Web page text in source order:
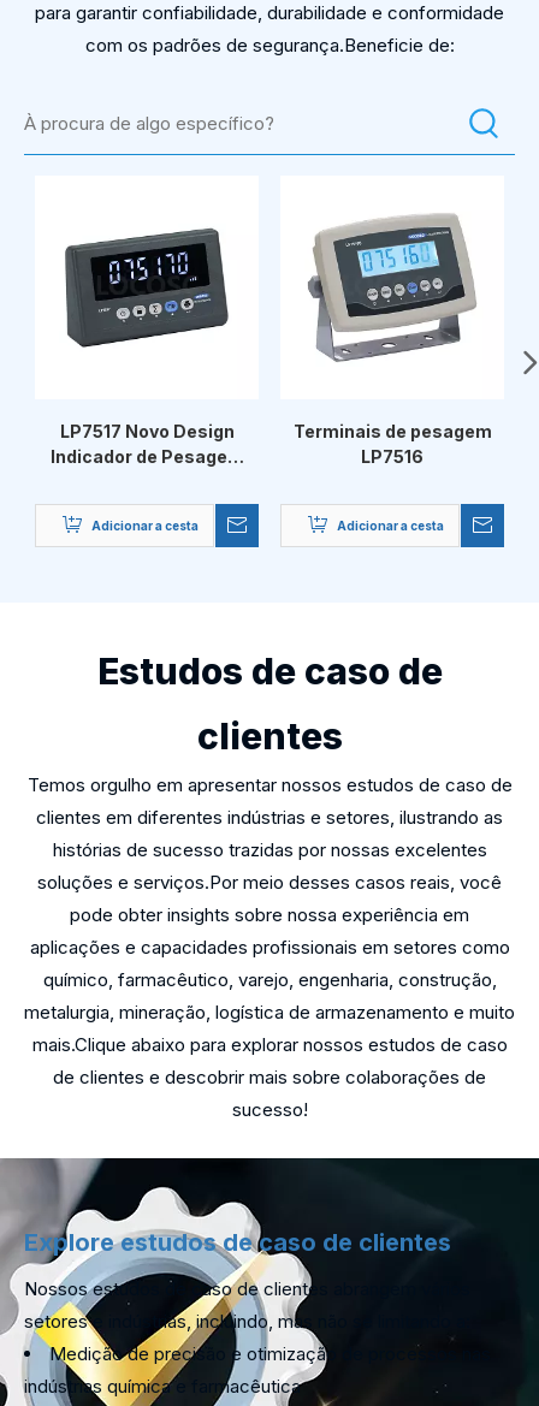
para garantir confiabilidade, durabilidade e conformidade
com os padrões de segurança.Beneficie de:
LP7517 Novo Design
Indicador de Pesagem
Adicionar a cesta
Terminais de pesagem
LP7516
Adicionar a cesta
Estudos de caso de
clientes
Temos orgulho em apresentar nossos estudos de caso de
clientes em diferentes indústrias e setores, ilustrando as
histórias de sucesso trazidas por nossas excelentes
soluções e serviços.Por meio desses casos reais, você
pode obter insights sobre nossa experiência em
aplicações e capacidades profissionais em setores como
químico, farmacêutico, varejo, engenharia, construção,
metalurgia, mineração, logística de armazenamento e muito
mais.Clique abaixo para explorar nossos estudos de caso
de clientes e descobrir mais sobre colaborações de
sucesso!
Explore estudos de caso de clientes
Nossos estudos de caso de clientes abrangem vários
setores e indústrias, incluindo, mas não se limitando a:
Medição de precisão e otimização de processos nas
indústrias química e farmacêutica